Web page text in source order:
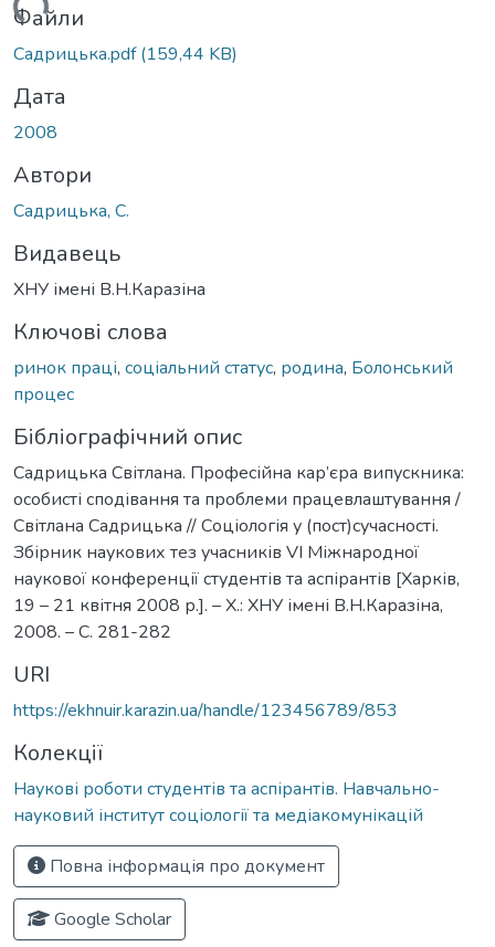
Файли
Садрицька.pdf(159,44 KB)
Дата
2008
Автори
Садрицька, С.
Видавець
ХНУ імені В.Н.Каразіна
Ключові слова
ринок праці, соціальний статус, родина, Болонський
процес
Бібліографічний опис
Садрицька Світлана. Професійна кар’єра випускника:
особисті сподівання та проблеми працевлаштування /
Світлана Садрицька // Соціологія у (пост)сучасності.
Збірник наукових тез учасників VІ Міжнародної
наукової конференції студентів та аспірантів [Харків,
19 – 21 квітня 2008 р.]. – Х.: ХНУ імені В.Н.Каразіна,
2008. – С. 281-282
URI
https://ekhnuir.karazin.ua/handle/123456789/853
Колекції
Наукові роботи студентів та аспірантів. Навчально-
науковий інститут соціології та медіакомунікацій
Повна інформація про документ
Google Scholar